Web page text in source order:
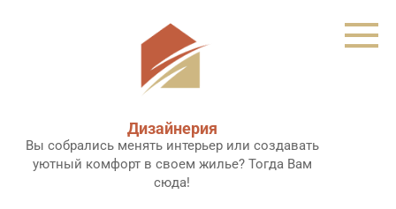
Дизайнерия
Вы собрались менять интерьер или создавать
уютный комфорт в своем жилье? Тогда Вам
сюда!